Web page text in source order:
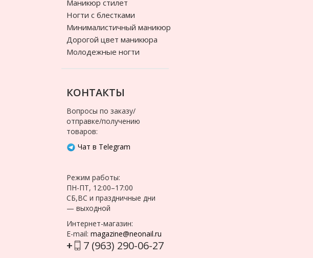
Маникюр стилет
Ногти с блестками
Минималистичный маникюр
Дорогой цвет маникюра
Молодежные ногти
КОНТАКТЫ
Вопросы по заказу/
отправке/получению
товаров:
Чат в Telegram
Режим работы:
ПН-ПТ, 12:00–17:00
СБ,ВС и праздничные дни
— выходной
Интернет-магазин:
E-mail: magazine@neonail.ru
+ 7 (963) 290-06-27